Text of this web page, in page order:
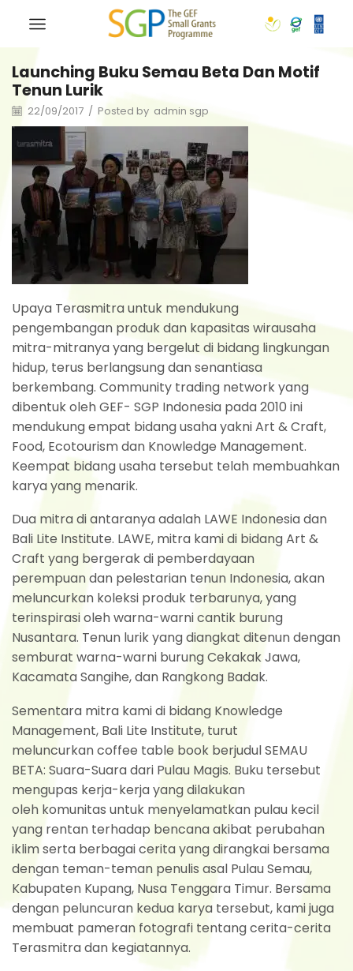
Launching Buku Semau Beta Dan Motif
Tenun Lurik
22/09/2017 / Posted by admin sgp
Upaya Terasmitra untuk mendukung
pengembangan produk dan kapasitas wirausaha
mitra-mitranya yang bergelut di bidang lingkungan
hidup, terus berlangsung dan senantiasa
berkembang. Community trading network yang
dibentuk oleh GEF- SGP Indonesia pada 2010 ini
mendukung empat bidang usaha yakni Art & Craft,
Food, Ecotourism dan Knowledge Management.
Keempat bidang usaha tersebut telah membuahkan
karya yang menarik.
Dua mitra di antaranya adalah LAWE Indonesia dan
Bali Lite Institute. LAWE, mitra kami di bidang Art &
Craft yang bergerak di pemberdayaan
perempuan dan pelestarian tenun Indonesia, akan
meluncurkan koleksi produk terbarunya, yang
terinspirasi oleh warna-warni cantik burung
Nusantara. Tenun lurik yang diangkat ditenun dengan
semburat warna-warni burung Cekakak Jawa,
Kacamata Sangihe, dan Rangkong Badak.
Sementara mitra kami di bidang Knowledge
Management, Bali Lite Institute, turut
meluncurkan coffee table book berjudul SEMAU
BETA: Suara-Suara dari Pulau Magis. Buku tersebut
mengupas kerja-kerja yang dilakukan
oleh komunitas untuk menyelamatkan pulau kecil
yang rentan terhadap bencana akibat perubahan
iklim serta berbagai cerita yang dirangkai bersama
dengan teman-teman penulis asal Pulau Semau,
Kabupaten Kupang, Nusa Tenggara Timur. Bersama
dengan peluncuran kedua karya tersebut, kami juga
membuat pameran fotografi tentang cerita-cerita
Terasmitra dan kegiatannya.